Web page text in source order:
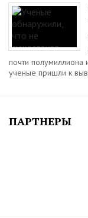
почти
ученые пришли к
ПАРТНЕРЫ